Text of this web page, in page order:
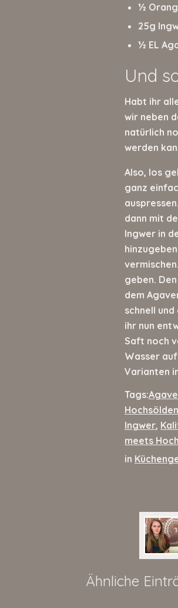
½
25g
½ EL
Und
Habt ihr
wir neben
natürlich
werden
Also, los
ganz
dann mit
Ingwer in
geben.
dem
schnell
ihr nun
Saft noch
Wasser
Varianten
Tags:
Hochsölden
Ingwer,
meets
in
Ähnliche